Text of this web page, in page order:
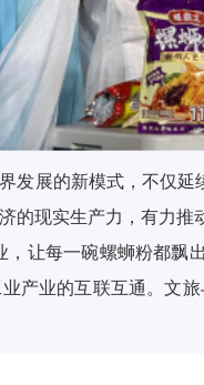
发展的新模式，不仅
的现实生产力，有力
，让每一碗螺蛳粉都
产业的互联互通。文